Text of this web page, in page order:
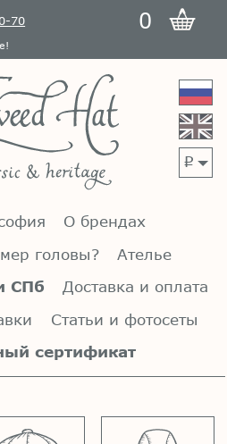
70 0
p
О брендах
головы?
Ателье
СПб
Доставка и оплата
Статьи и фотосеты
сертификат